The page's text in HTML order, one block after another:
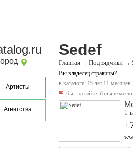
Артисты
Агентства
Sedef
Главная → Подрядчики →
Вы владелец страницы?
в каталоге: 15 лет 11 месяцев
был на сайте: больше
1-